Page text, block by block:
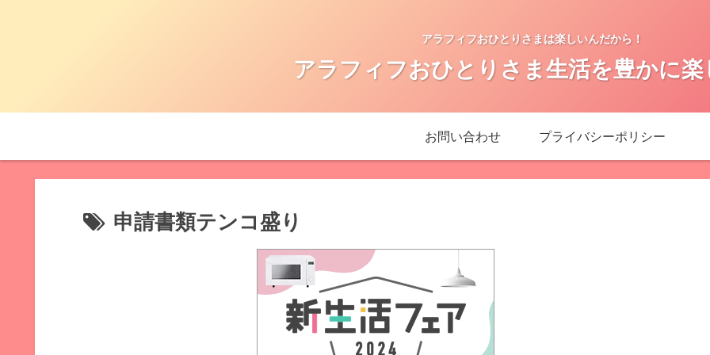
アラフィフおひとりさまは楽しいんだから！
アラフィフおひとりさま生活を豊かに
お問い合わせ プライバシーポリシー
申請書類テンコ盛り